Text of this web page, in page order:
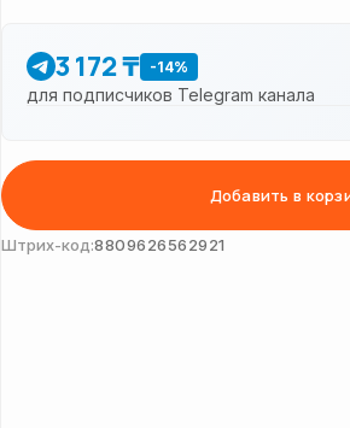
3 172 ₸ -14%
для подписчиков Telegram канала
Добавить в
Штрих-код:8809626562921